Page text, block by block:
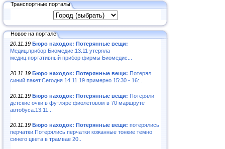
Транспортные порталы
Новое на портале
20.11.19 Бюро находок: Потерянные вещи:
Медиц.прибор Биомедис.13.11 утеряла
медиц.портативный прибор фирмы Биомедис...
20.11.19 Бюро находок: Потерянные вещи: Потерял
синий пакет.Сегодня 14.11.19 примерно 15:30 - 16:..
20.11.19 Бюро находок: Потерянные вещи: Потеряли
детские очки в футляре фиолетовом в 70 маршруте
автобуса.13.11...
20.11.19 Бюро находок: Потерянные вещи: потерялись
перчатки.Потерялись перчатки кожанные тонкие темно
синего цвета в трамвае 20..